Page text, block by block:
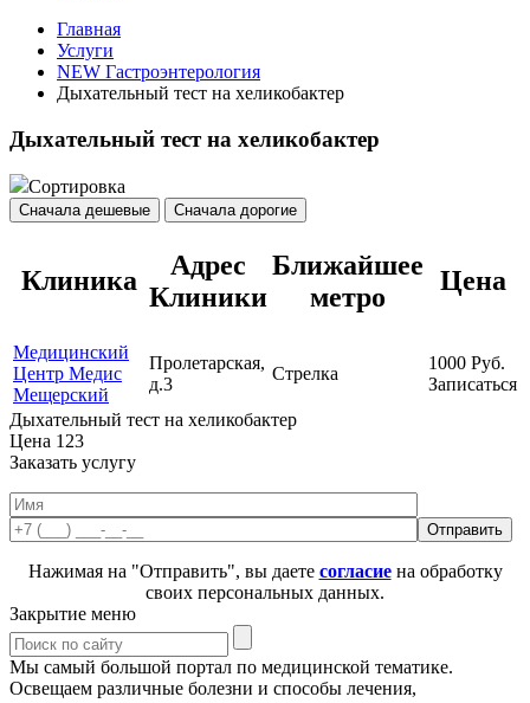
Главная
Услуги
NEW Гастроэнтерология
Дыхательный тест на хеликобактер
Дыхательный тест на хеликобактер
Сортировка
Сначала дешевые Сначала дорогие
Клиника
Адрес
Клиники
Ближайшее
метро
Цена
Медицинский
Центр Медис
Мещерский
Пролетарская,
д.3
Стрелка
1000 Руб.
Записаться
Дыхательный тест на хеликобактер
Цена 123
Заказать услугу
Нажимая на "Отправить", вы даете согласиена обработку
своих персональных данных.
Закрытие меню
Мы самый большой портал по медицинской тематике.
Освещаем различные болезни и способы лечения,